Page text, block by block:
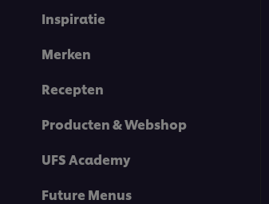
Inspiratie
Merken
Recepten
Producten & Webshop
UFS Academy
Future Menus